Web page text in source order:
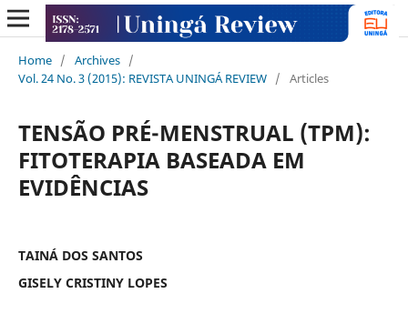
Home / Archives /
Vol. 24 No. 3 (2015): REVISTA UNINGÁ REVIEW / Articles
TENSÃO PRÉ-MENSTRUAL (TPM):
FITOTERAPIA BASEADA EM
EVIDÊNCIAS
TAINÁ DOS SANTOS
GISELY CRISTINY LOPES